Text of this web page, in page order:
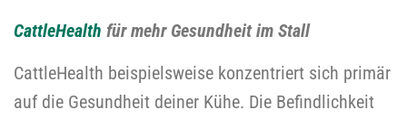
CattleHealth für mehr Gesundheit im Stall
CattleHealth beispielsweise konzentriert sich primär
auf die Gesundheit deiner Kühe. Die Befindlichkeit